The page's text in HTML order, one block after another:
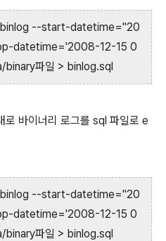
--start-datetime="20
datetime='2008-12-15 0
파일 > binlog.sql
바이너리 로그를 sql 파일로 e
--start-datetime="20
datetime='2008-12-15 0
파일 > binlog.sql